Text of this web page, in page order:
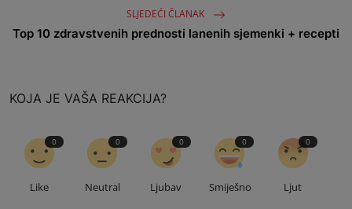
SLJEDEĆI ČLANAK
Top 10 zdravstvenih prednosti lanenih sjemenki + recepti
KOJA JE VAŠA REAKCIJA?
0
Like
0
Neutral
0
Ljubav
0
Smiješno
0
Ljut